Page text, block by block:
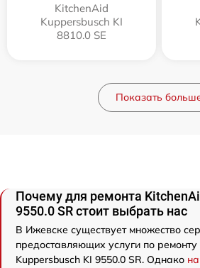
KitchenAid
Kuppersbusch KI
8810.0 SE
Показать
Почему для ремонта
9550.0 SR стоит выбрать нас
В Ижевске существует множество
предоставляющих услуги по ремонту
Kuppersbusch KI 9550.0 SR. Однако